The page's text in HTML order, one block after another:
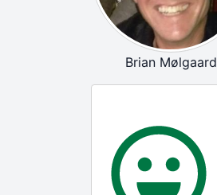
Brian Mølgaard